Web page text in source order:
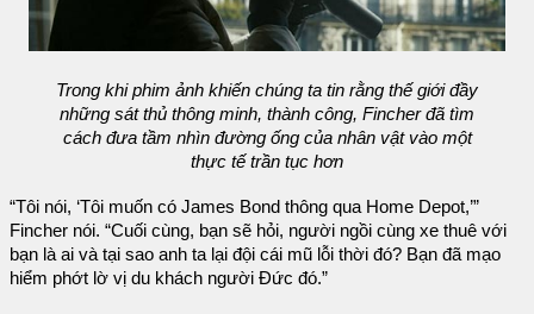
Trong khi phim ảnh khiến chúng ta tin rằng thế giới đầy
những sát thủ thông minh, thành công, Fincher đã tìm
cách đưa tầm nhìn đường ống của nhân vật vào một
thực tế trần tục hơn
“Tôi nói, ‘Tôi muốn có James Bond thông qua Home Depot,’”
Fincher nói. “Cuối cùng, bạn sẽ hỏi, người ngồi cùng xe thuê với
bạn là ai và tại sao anh ta lại đội cái mũ lỗi thời đó? Bạn đã mạo
hiểm phớt lờ vị du khách người Đức đó.”